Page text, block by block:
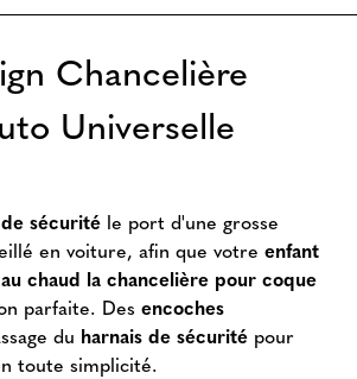
Chancelière
Universelle
sécurité le port d'une grosse
en voiture, afin que votre enfant
chaud la chancelière pour coque
parfaite. Des encoches
du harnais de sécurité pour
toute simplicité.